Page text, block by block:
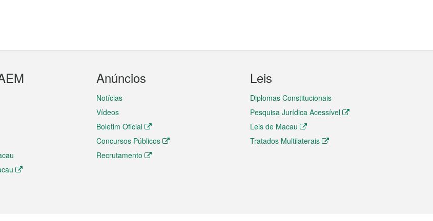
Anúncios
Notícias
Vídeos
Boletim Oficial
Concursos Públicos
Recrutamento
Leis
Diplomas Constitucionais
Pesquisa Jurídica Acessível
Leis de Macau
Tratados Multilaterais